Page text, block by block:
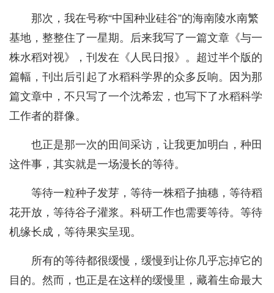
那次，我在号称“中国种业硅谷”的海南陵水南繁
基地，整整住了一星期。后来我写了一篇文章《与一
株水稻对视》，刊发在《人民日报》。超过半个版的
篇幅，刊出后引起了水稻科学界的众多反响。因为那
篇文章中，不只写了一个沈希宏，也写下了水稻科学
工作者的群像。
也正是那一次的田间采访，让我更加明白，种田
这件事，其实就是一场漫长的等待。
等待一粒种子发芽，等待一株稻子抽穗，等待稻
花开放，等待谷子灌浆。科研工作也需要等待。等待
机缘长成，等待果实呈现。
所有的等待都很缓慢，缓慢到让你几乎忘掉它的
目的。然而，也正是在这样的缓慢里，藏着生命最大